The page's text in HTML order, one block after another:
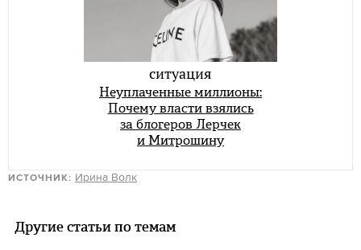
ситуация
Неуплаченные миллионы:
Почему власти взялись
за блогеров Лерчек
и Митрошину
ИСТОЧНИК: Ирина Волк
Другие статьи по темам